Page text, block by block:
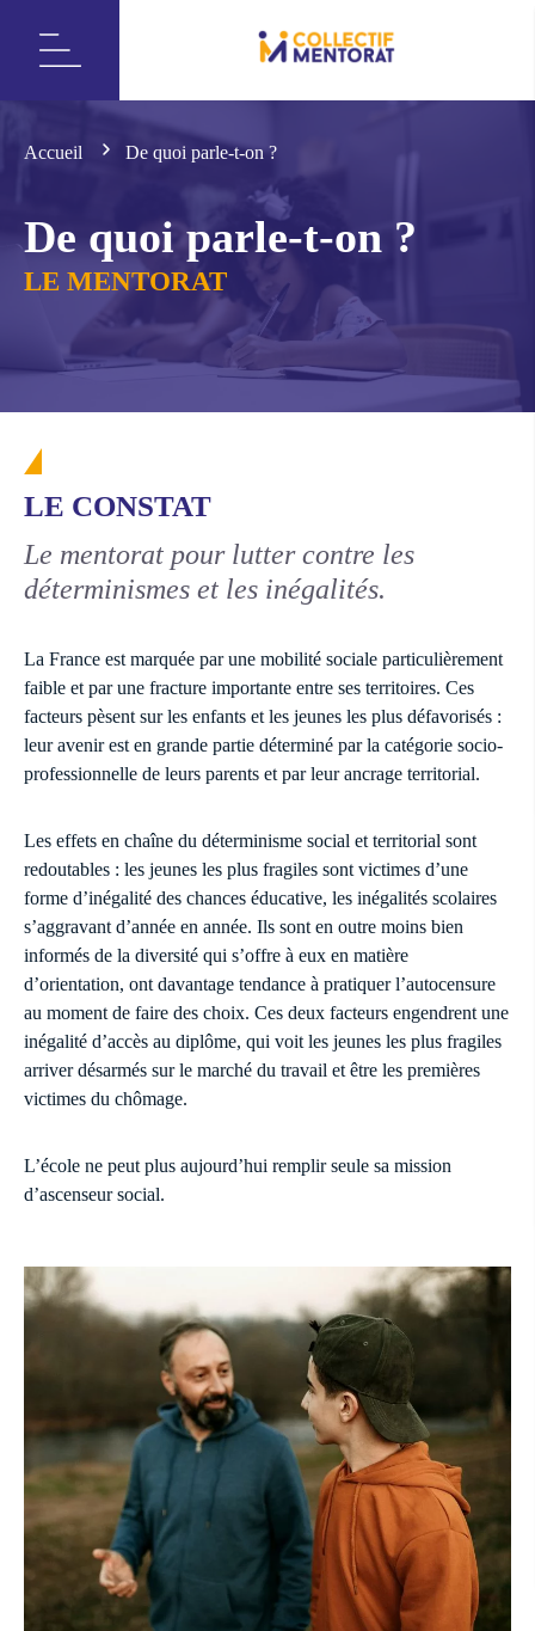
Accueil De quoi parle-t-on ?
De quoi parle-t-on ?
LE MENTORAT
LE CONSTAT
Le mentorat pour lutter contre les
déterminismes et les inégalités.
La France est marquée par une mobilité sociale particulièrement
faible et par une fracture importante entre ses territoires. Ces
facteurs pèsent sur les enfants et les jeunes les plus défavorisés :
leur avenir est en grande partie déterminé par la catégorie socio-
professionnelle de leurs parents et par leur ancrage territorial.
Les effets en chaîne du déterminisme social et territorial sont
redoutables : les jeunes les plus fragiles sont victimes d’une
forme d’inégalité des chances éducative, les inégalités scolaires
s’aggravant d’année en année. Ils sont en outre moins bien
informés de la diversité qui s’offre à eux en matière
d’orientation, ont davantage tendance à pratiquer l’autocensure
au moment de faire des choix. Ces deux facteurs engendrent une
inégalité d’accès au diplôme, qui voit les jeunes les plus fragiles
arriver désarmés sur le marché du travail et être les premières
victimes du chômage.
L’école ne peut plus aujourd’hui remplir seule sa mission
d’ascenseur social.